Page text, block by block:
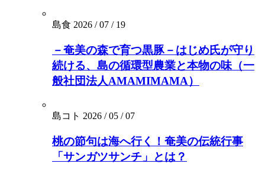
島食 2026 / 07 / 19
－奄美の森で育つ黒豚－はじめ氏が守り
続ける、島の循環型農業と本物の味（一
般社団法人AMAMIMAMA）
島コト 2026 / 05 / 07
桃の節句は海へ行く！奄美の伝統行事
「サンガツサンチ」とは？